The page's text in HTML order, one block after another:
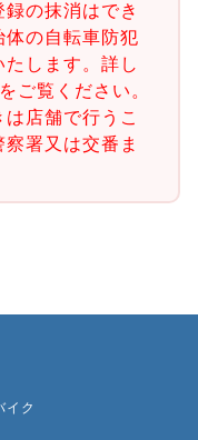
の抹消はでき
の自転車防犯
します。詳し
をご覧ください。
店舗で行うこ
署又は交番ま
イク